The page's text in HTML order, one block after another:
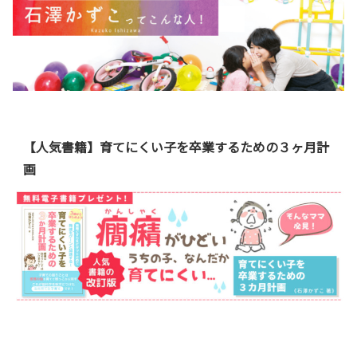
【人気書籍】育てにくい子を卒業するための３ヶ月計
画